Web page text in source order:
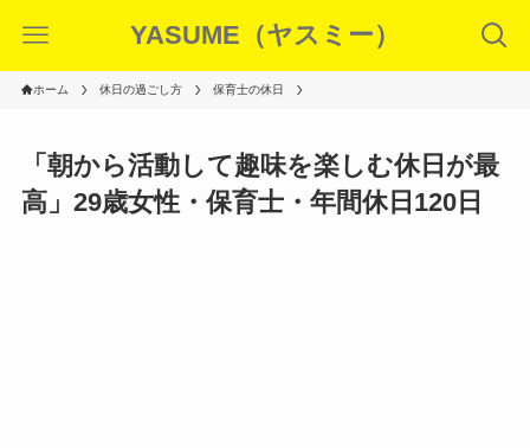
YASUME（ヤスミー）
ホーム 休日の過ごし方 保育士の休日
「朝から活動して趣味を楽しむ休日が最
高」29歳女性・保育士・年間休日120日